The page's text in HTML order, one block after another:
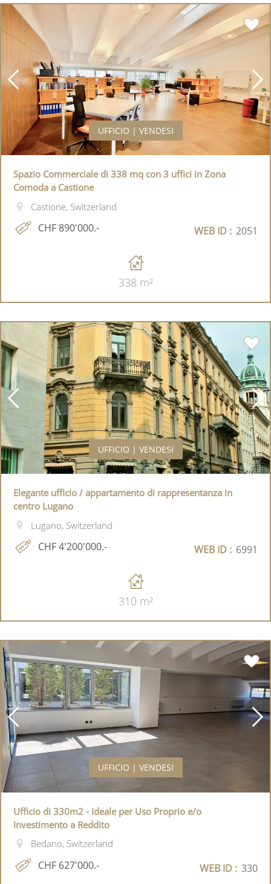
UFFICIO | VENDESI
Spazio Commerciale di 338 mq con 3 uffici in Zona
Comoda a Castione
Castione, Switzerland
CHF 890'000.- WEB ID : 2051
338 m²
UFFICIO | VENDESI
Elegante ufficio / appartamento di rappresentanza in
centro Lugano
Lugano, Switzerland
CHF 4'200'000.- WEB ID : 6991
310 m²
UFFICIO | VENDESI
Ufficio di 330m2 - Ideale per Uso Proprio e/o
Investimento a Reddito
Bedano, Switzerland
CHF 627'000.- WEB ID : 330